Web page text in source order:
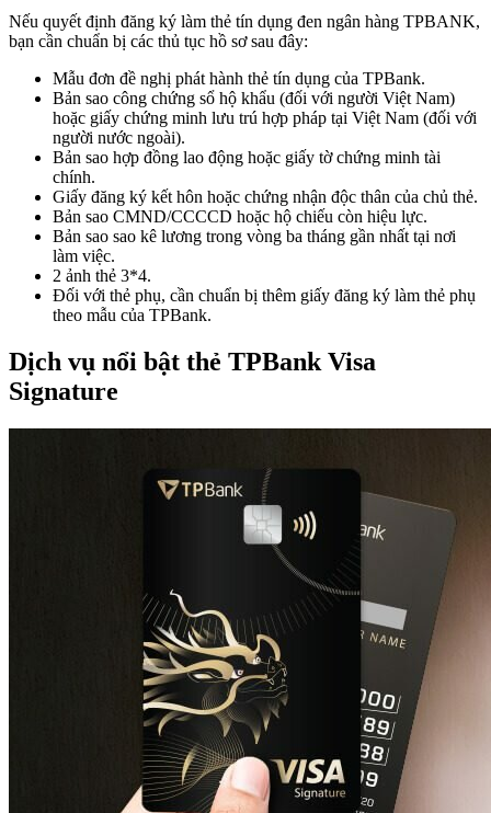
Nếu quyết định đăng ký làm thẻ tín dụng đen ngân hàng TPBANK,
bạn cần chuẩn bị các thủ tục hồ sơ sau đây:
Mẫu đơn đề nghị phát hành thẻ tín dụng của TPBank.
Bản sao công chứng sổ hộ khẩu (đối với người Việt Nam)
hoặc giấy chứng minh lưu trú hợp pháp tại Việt Nam (đối với
người nước ngoài).
Bản sao hợp đồng lao động hoặc giấy tờ chứng minh tài
chính.
Giấy đăng ký kết hôn hoặc chứng nhận độc thân của chủ thẻ.
Bản sao CMND/CCCCD hoặc hộ chiếu còn hiệu lực.
Bản sao sao kê lương trong vòng ba tháng gần nhất tại nơi
làm việc.
2 ảnh thẻ 3*4.
Đối với thẻ phụ, cần chuẩn bị thêm giấy đăng ký làm thẻ phụ
theo mẫu của TPBank.
Dịch vụ nổi bật thẻ TPBank Visa
Signature